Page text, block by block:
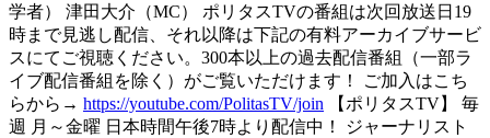
学者） 津田大介（MC） ポリタスTVの番組は次回放送日19
時まで見逃し配信、それ以降は下記の有料アーカイブサービ
スにてご視聴ください。300本以上の過去配信番組（一部ラ
イブ配信番組を除く）がご覧いただけます！ ご加入はこち
らから→ https://youtube.com/PolitasTV/join 【ポリタスTV】 毎
週 月～金曜 日本時間午後7時より配信中！ ジャーナリスト